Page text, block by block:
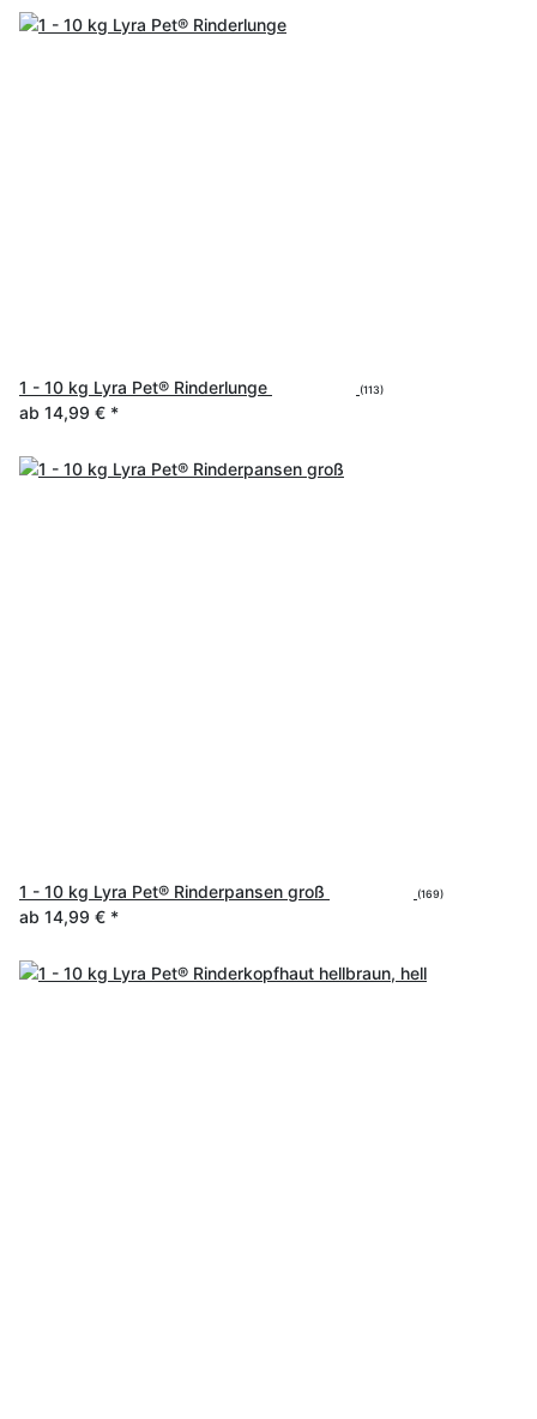
1 - 10 kg Lyra Pet® Rinderlunge (113)
ab 14,99 € *
1 - 10 kg Lyra Pet® Rinderpansen groß (169)
ab 14,99 € *